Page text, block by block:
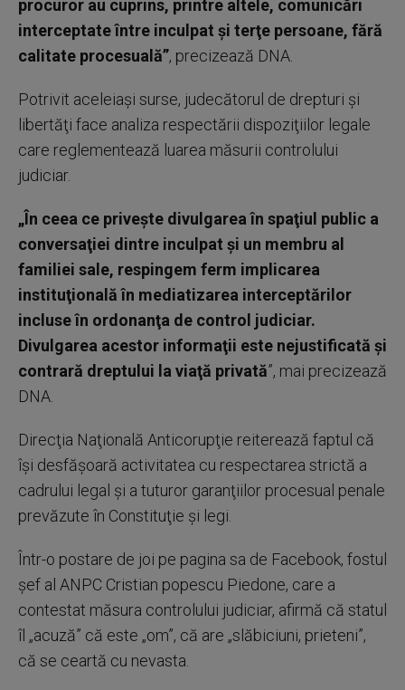
procuror au cuprins, printre altele, comunicări
interceptate între inculpat şi terţe persoane, fără
calitate procesuală”, precizează DNA.
Potrivit aceleiaşi surse, judecătorul de drepturi şi
libertăţi face analiza respectării dispoziţiilor legale
care reglementează luarea măsurii controlului
judiciar.
„În ceea ce priveşte divulgarea în spaţiul public a
conversaţiei dintre inculpat şi un membru al
familiei sale, respingem ferm implicarea
instituţională în mediatizarea interceptărilor
incluse în ordonanţa de control judiciar.
Divulgarea acestor informaţii este nejustificată şi
contrară dreptului la viaţă privată”, mai precizează
DNA.
Direcţia Naţională Anticorupţie reiterează faptul că
îşi desfăşoară activitatea cu respectarea strictă a
cadrului legal şi a tuturor garanţiilor procesual penale
prevăzute în Constituţie şi legi.
Într-o postare de joi pe pagina sa de Facebook, fostul
şef al ANPC Cristian popescu Piedone, care a
contestat măsura controlului judiciar, afirmă că statul
îl „acuză” că este „om”, că are „slăbiciuni, prieteni”,
că se ceartă cu nevasta.